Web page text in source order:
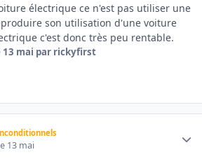
électrique ce n'est pas utiliser une
son utilisation d'une voiture
c'est donc très peu rentable.
13 mai par rickyfirst
13 mai